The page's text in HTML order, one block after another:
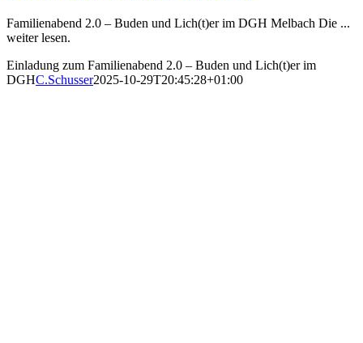
Familienabend 2.0 – Buden und Lich(t)er im DGH Melbach Die ...
weiter lesen.
Einladung zum Familienabend 2.0 – Buden und Lich(t)er im
DGHC.Schusser2025-10-29T20:45:28+01:00